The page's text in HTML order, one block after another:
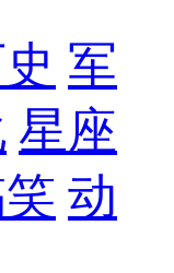
军
星座
动